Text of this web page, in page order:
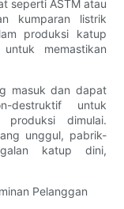
seperti ASTM atau
kumparan listrik
produksi katup
memastikan
masuk dan dapat
destruktif untuk
produksi dimulai.
unggul, pabrik-
katup dini,
Pelanggan